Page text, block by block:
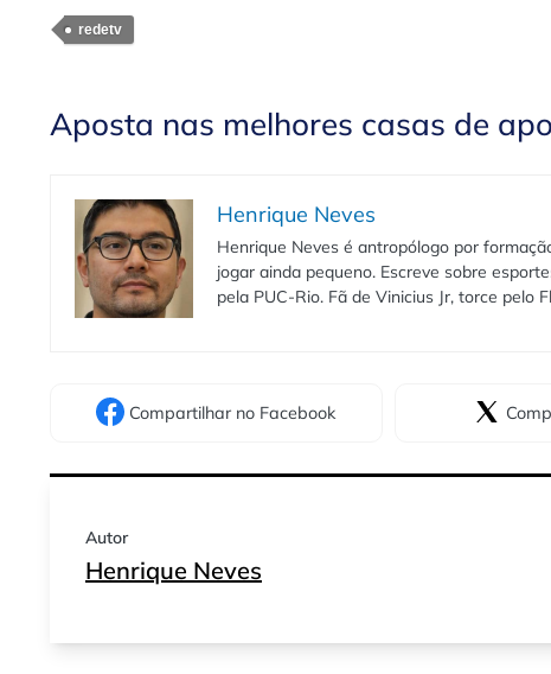
redetv
Aposta nas melhores casas de
Henrique Neves
Henrique Neves é antropólogo por
jogar ainda pequeno. Escreve sobre
pela PUC-Rio. Fã de Vinicius Jr, torce pelo
Compartilhar no Facebook
Autor
Henrique Neves